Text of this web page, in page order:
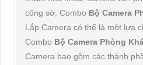
công sở, Combo Bộ Camera
Lắp Camera có thể là một lựa
Combo Bộ Camera Phòng
Camera bao gồm các thành